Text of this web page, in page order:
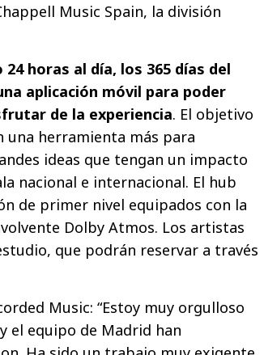
Music Spain, la división
horas al día, los 365 días del
aplicación móvil para poder
de la experiencia. El objetivo
una herramienta más para
ideas que tengan un impacto
nacional e internacional. El hub
de primer nivel equipados con la
Dolby Atmos. Los artistas
que podrán reservar a través
Music: “Estoy muy orgulloso
el equipo de Madrid han